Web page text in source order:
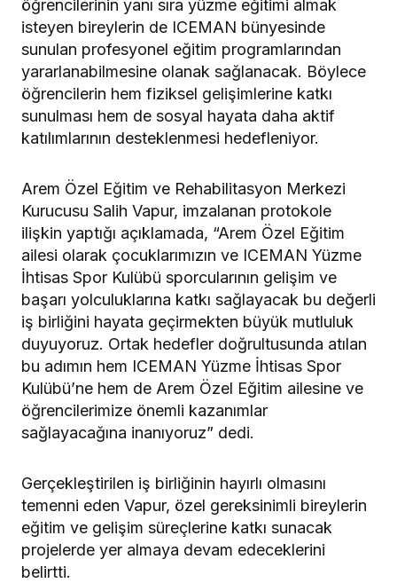
öğrencilerinin yanı sıra yüzme eğitimi almak
isteyen bireylerin de ICEMAN bünyesinde
sunulan profesyonel eğitim programlarından
yararlanabilmesine olanak sağlanacak. Böylece
öğrencilerin hem fiziksel gelişimlerine katkı
sunulması hem de sosyal hayata daha aktif
katılımlarının desteklenmesi hedefleniyor.
Arem Özel Eğitim ve Rehabilitasyon Merkezi
Kurucusu Salih Vapur, imzalanan protokole
ilişkin yaptığı açıklamada, “Arem Özel Eğitim
ailesi olarak çocuklarımızın ve ICEMAN Yüzme
İhtisas Spor Kulübü sporcularının gelişim ve
başarı yolculuklarına katkı sağlayacak bu değerli
iş birliğini hayata geçirmekten büyük mutluluk
duyuyoruz. Ortak hedefler doğrultusunda atılan
bu adımın hem ICEMAN Yüzme İhtisas Spor
Kulübü’ne hem de Arem Özel Eğitim ailesine ve
öğrencilerimize önemli kazanımlar
sağlayacağına inanıyoruz” dedi.
Gerçekleştirilen iş birliğinin hayırlı olmasını
temenni eden Vapur, özel gereksinimli bireylerin
eğitim ve gelişim süreçlerine katkı sunacak
projelerde yer almaya devam edeceklerini
belirtti.